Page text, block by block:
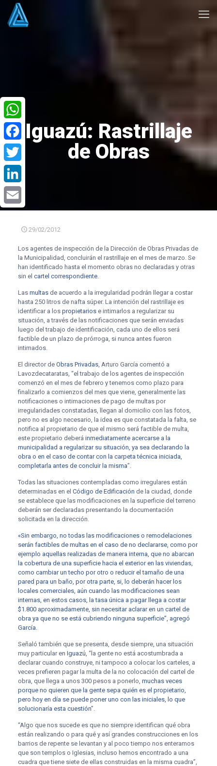
Iguazú: Rastrillaje
de Obras
29/02/2012
Los agentes de inspección de la Dirección de Obras Privadas de
la Municipalidad, concluirán el rastrillaje en el mes de marzo. Se
han identificado hasta el momento obras no declaradas y otras
sin el cartel correspondiente.
Las multasde acuerdo a la irregularidad podrán llegar a costar
hasta 250 litros de nafta súper. La intención del rastrillaje es
identificar a los propietariose intimarlos a regularizar su
situación, a través de las notificaciones que serán enviadas
luego del trabajo de identificación, cada uno de ellos será
factible de un plazo de prórroga, si nunca antes fueron
intimados.
El director de Obras Privadas, Arturo García comentó a
Lavozdecataratas, “el trabajo de los agentes de inspección
comenzó en el mes de febrero y tenemos como plazo para
finalizarlo a comienzos del mes que viene, generalmente las
notificaciones o intimaciones de pago de multas por
irregularidades constatadas, llegan al domicilio con las fotos,
pero no es algo necesario, la idea es que constatada la falta, se
notifica al propietario de que el mismo será factible de multa,
este propietario deberá inmediatamente acercarse a la
municipalidad a regularizar su situación, ya sea declarando la
obra o en el caso de contar con la carpeta técnica iniciada,
completarla antes de concluir la misma”.
Todas las situaciones contempladas como irregulares están
determinadas en el Código de Edificación de la ciudad, donde
se establece que las modificaciones en la superficie del terreno
deberán ser declaradas presentando la documentación
solicitada en la dirección.
«Sin embargo, no todas las modificaciones o remodelaciones
serán factibles de multas en el caso de no declararse, como por
ejemplo aquellas realizadas de manera interna, que no abarcan
la cobertura de una superficie hacia el exterior en las viviendas,
como cambiar un techo por otro o reducir el tamaño de una
pared para un baño, por otra parte, si, lo deberán hacer los
locales comerciales, aún cuando las modificaciones sean
internas, en estos casos, la tasa única a pagar llega a costar
$1.800 aproximadamente, sin necesitar aclarar en un cartel de
obra ya que no se está cubriendo ninguna superficie”, agregó
García.
Señaló también que se presenta, desde siempre, una situación
muy particular en Iguazú, “la gente no está acostumbrada a
declarar cuando construye, ni tampoco a colocar los carteles, a
veces prefieren pagar la multa de la no colocación del cartel de
obra, que llega a unos 300 pesos a ponerlo, muchas veces
porque no quieren que la gente sepa quién es el propietario,
pero hoy en día se puede poner uno con las iniciales, lo que
solucionaría esta cuestión”.
“Algo que nos sucede es que no siempre identifican qué obra
están realizando o para qué y así grandes construcciones en los
barrios de repente se levantan y al poco tiempo nos enteramos
que son templos o Iglesias, incluso hemos encontrado a una
cuadra que tiene siete de ellas construidas en la misma cuadra”,
WhatsApp
Facebook
Twitter
LinkedIn
Email